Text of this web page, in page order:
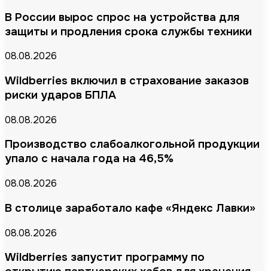
В России вырос спрос на устройства для
защиты и продления срока службы техники
08.08.2026
Wildberries включил в страхование заказов
риски ударов БПЛА
08.08.2026
Производство слабоалкогольной продукции
упало с начала года на 46,5%
08.08.2026
В столице заработало кафе «Яндекс Лавки»
08.08.2026
Wildberries запустит программу по